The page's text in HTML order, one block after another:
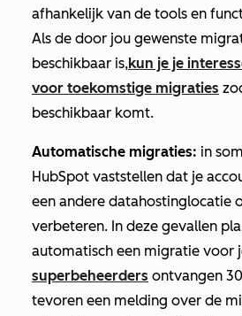
afhankelijk van de tools en
Als de door jou gewenste
beschikbaar is,kun je je
voor toekomstige migraties
beschikbaar komt.
Automatische migraties: in
HubSpot vaststellen dat je
een andere datahostinglocatie
verbeteren. In deze gevallen
automatisch een migratie voor
superbeheerders ontvangen
tevoren een melding over de